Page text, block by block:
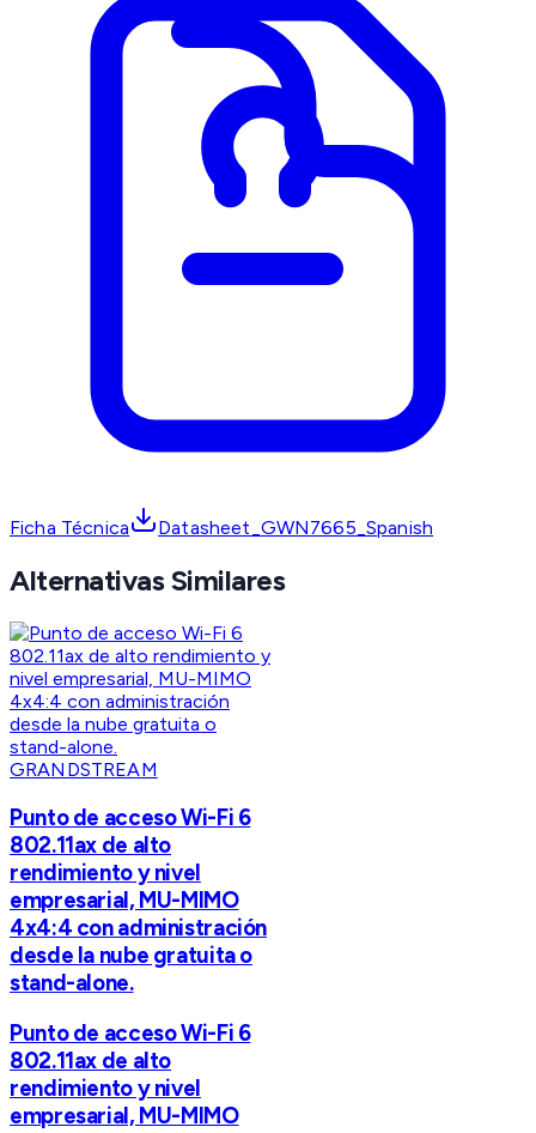
Ficha Técnica Datasheet_GWN7665_Spanish
Alternativas Similares
GRANDSTREAM
Punto de acceso Wi-Fi 6
802.11ax de alto
rendimiento y nivel
empresarial, MU-MIMO
4x4:4 con administración
desde la nube gratuita o
stand-alone.
Punto de acceso Wi-Fi 6
802.11ax de alto
rendimiento y nivel
empresarial, MU-MIMO